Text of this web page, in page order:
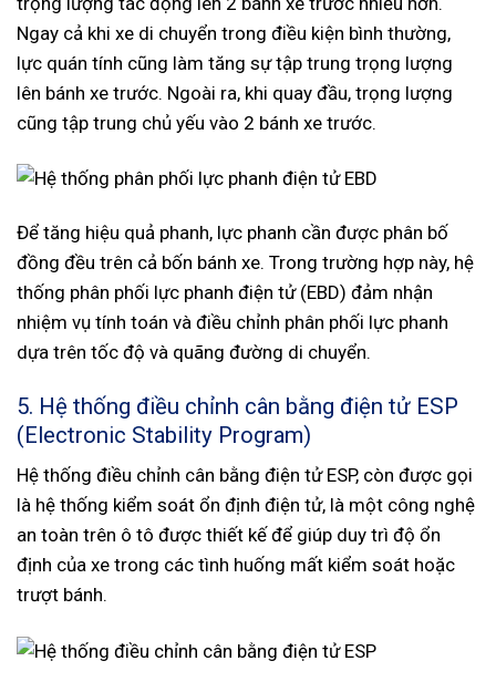
Ngay cả khi xe di chuyển trong điều kiện bình thường,
lực quán tính cũng làm tăng sự tập trung trọng lượng
lên bánh xe trước. Ngoài ra, khi quay đầu, trọng lượng
cũng tập trung chủ yếu vào 2 bánh xe trước.
Để tăng hiệu quả phanh, lực phanh cần được phân bố
đồng đều trên cả bốn bánh xe. Trong trường hợp này, hệ
thống phân phối lực phanh điện tử (EBD) đảm nhận
nhiệm vụ tính toán và điều chỉnh phân phối lực phanh
dựa trên tốc độ và quãng đường di chuyển.
5. Hệ thống điều chỉnh cân bằng điện tử ESP
(Electronic Stability Program)
Hệ thống điều chỉnh cân bằng điện tử ESP, còn được gọi
là hệ thống kiểm soát ổn định điện tử, là một công nghệ
an toàn trên ô tô được thiết kế để giúp duy trì độ ổn
định của xe trong các tình huống mất kiểm soát hoặc
trượt bánh.